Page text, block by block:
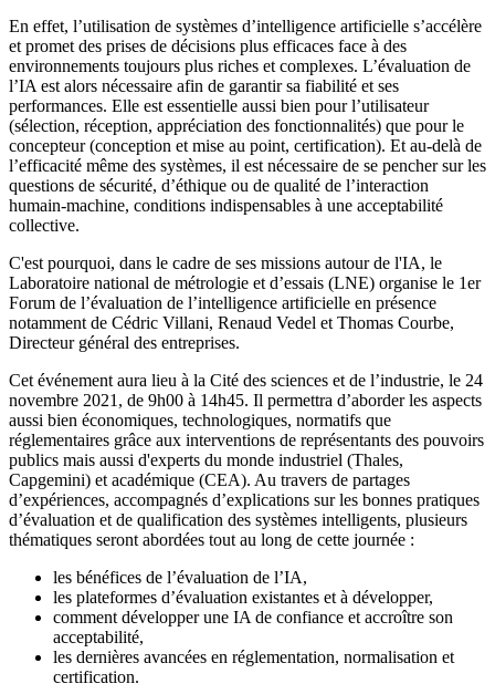
En effet, l’utilisation de systèmes d’intelligence artificielle s’accélère
et promet des prises de décisions plus efficaces face à des
environnements toujours plus riches et complexes. L’évaluation de
l’IA est alors nécessaire afin de garantir sa fiabilité et ses
performances. Elle est essentielle aussi bien pour l’utilisateur
(sélection, réception, appréciation des fonctionnalités) que pour le
concepteur (conception et mise au point, certification). Et au-delà de
l’efficacité même des systèmes, il est nécessaire de se pencher sur les
questions de sécurité, d’éthique ou de qualité de l’interaction
humain-machine, conditions indispensables à une acceptabilité
collective.
C'est pourquoi, dans le cadre de ses missions autour de l'IA, le
Laboratoire national de métrologie et d’essais (LNE) organise le 1er
Forum de l’évaluation de l’intelligence artificielle en présence
notamment de Cédric Villani, Renaud Vedel et Thomas Courbe,
Directeur général des entreprises.
Cet événement aura lieu à la Cité des sciences et de l’industrie, le 24
novembre 2021, de 9h00 à 14h45. Il permettra d’aborder les aspects
aussi bien économiques, technologiques, normatifs que
réglementaires grâce aux interventions de représentants des pouvoirs
publics mais aussi d'experts du monde industriel (Thales,
Capgemini) et académique (CEA). Au travers de partages
d’expériences, accompagnés d’explications sur les bonnes pratiques
d’évaluation et de qualification des systèmes intelligents, plusieurs
thématiques seront abordées tout au long de cette journée :
les bénéfices de l’évaluation de l’IA,
les plateformes d’évaluation existantes et à développer,
comment développer une IA de confiance et accroître son
acceptabilité,
les dernières avancées en réglementation, normalisation et
certification.